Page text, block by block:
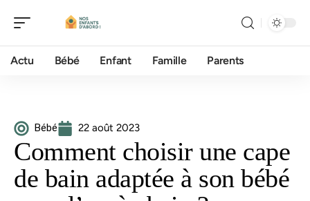
Actu Bébé Enfant Famille Parents
Bébé 22 août 2023
Comment choisir une cape
de bain adaptée à son bébé